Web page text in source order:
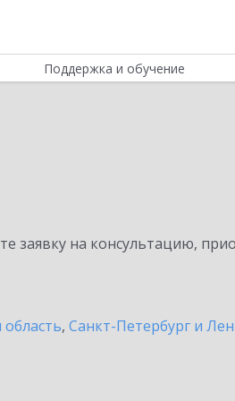
Поддержка и обучение
заявку на консультацию,
область, Санкт-Петербург и